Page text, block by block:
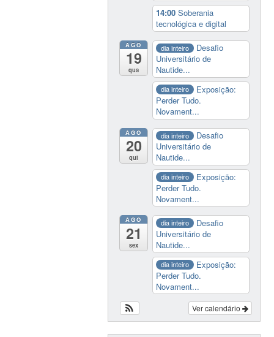
14:00Soberania
tecnológica e digital
AGO
19
qua
dia inteiro
Desafio
Universitário de
Nautide...
dia inteiro
Exposição:
Perder Tudo.
Novament...
AGO
20
qui
dia inteiro
Desafio
Universitário de
Nautide...
dia inteiro
Exposição:
Perder Tudo.
Novament...
AGO
21
sex
dia inteiro
Desafio
Universitário de
Nautide...
dia inteiro
Exposição:
Perder Tudo.
Novament...
Ver calendário